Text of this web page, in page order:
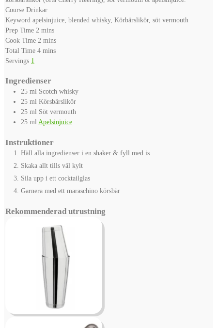
Course Drinkar
Keyword apelsinjuice, blended whisky, Körbärslikör, söt vermouth
Prep Time 2 minutes
mins
Cook Time 2 minutes
mins
Total Time 4minutes
mins
Servings 1
Ingredienser
25 ml Scotch whisky
25 ml Körsbärslikör
25 ml Söt vermouth
25 mlApelsinjuice
Instruktioner
Häll alla ingredienser i en shaker & fyll med is
Skaka allt tills väl kylt
Sila upp i ett cocktailglas
Garnera med ett maraschino körsbär
Rekommenderad utrustning